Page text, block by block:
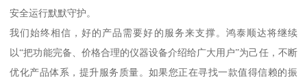
安全运行默默守护。
我们始终相信，好的产品需要好的服务来支撑。鸿泰顺达将继续
以“把功能完备、价格合理的仪器设备介绍给广大用户”为己任，不断
优化产品体系，提升服务质量。如果您正在寻找一款值得信赖的振